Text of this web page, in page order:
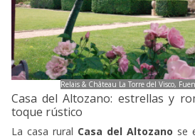
Relais & Château La Torre del Visco,
Casa del Altozano: estrellas y
toque rústico